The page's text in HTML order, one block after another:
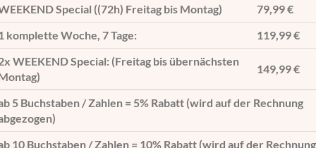
Special ((72h) Freitag bis Montag)
79,99 €
komplette Woche, 7 Tage:
119,99 €
WEEKEND Special: (Freitag bis übernächsten
149,99 €
5 Buchstaben / Zahlen = 5% Rabatt (wird auf der Rechnung
10 Buchstaben / Zahlen = 10% Rabatt (wird auf der Rechnung